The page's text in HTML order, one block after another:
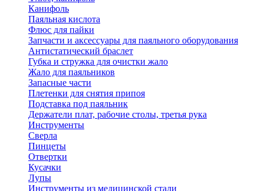
Канифоль
Паяльная кислота
Флюс для пайки
Запчасти и аксессуары для паяльного оборудования
Антистатический браслет
Губка и стружка для очистки жало
Жало для паяльников
Запасные части
Плетенки для снятия припоя
Подставка под паяльник
Держатели плат, рабочие столы, третья рука
Инструменты
Сверла
Пинцеты
Отвертки
Кусачки
Лупы
Инструменты из медицинской стали